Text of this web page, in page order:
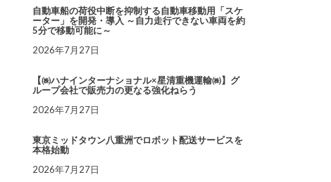
自動車船の荷役中断を抑制する自動車移動用「スケ
ーター」を開発・導入 ～自力走行できない車両を約
5分で移動可能に～
2026年7月27日
【㈱ハナインターナショナル×星清重機運輸㈱】グ
ループ会社で販売力の更なる強化ねらう
2026年7月27日
東京ミッドタウン八重洲でロボット配送サービスを
本格始動
2026年7月27日